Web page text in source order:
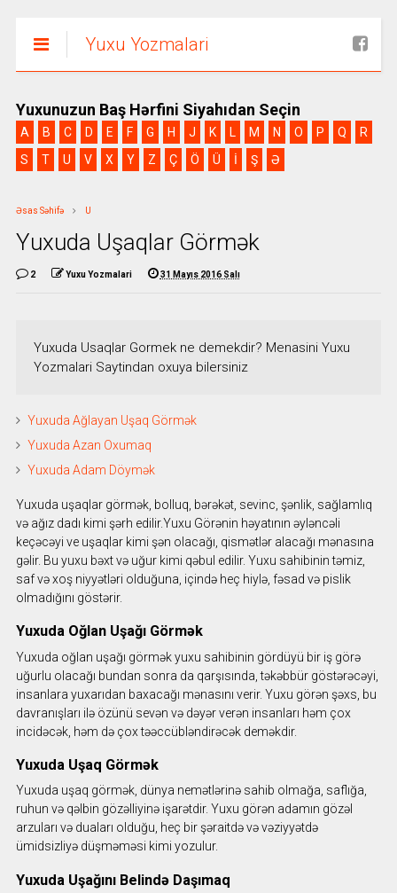
Yuxu Yozmalari
Yuxunuzun Baş Hərfini Siyahıdan Seçin
A B C D E F G H J K L M N O P Q
R
S
T U V X Y Z Ç Ö Ü İ Ş Ə
Əsas Səhifə U
Yuxuda Uşaqlar Görmək
2 Yuxu Yozmalari 31 Mayıs 2016 Salı
Yuxuda Usaqlar Gormek ne demekdir? Menasini Yuxu
Yozmalari Saytindan oxuya bilersiniz
Yuxuda Ağlayan Uşaq Görmək
Yuxuda Azan Oxumaq
Yuxuda Adam Döymək
Yuxuda uşaqlar görmək, bolluq, bərəkət, sevinc, şənlik, sağlamlıq
və ağız dadı kimi şərh edilir.Yuxu Görənin həyatının əyləncəli
keçəcəyi ve uşaqlar kimi şən olacağı, qismətlər alacağı mənasına
gəlir. Bu yuxu bəxt və uğur kimi qəbul edilir. Yuxu sahibinin təmiz,
saf və xoş niyyətləri olduğuna, içində heç hiylə, fəsad və pislik
olmadığını göstərir.
Yuxuda Oğlan Uşağı Görmək
Yuxuda oğlan uşağı görmək yuxu sahibinin gördüyü bir iş görə
uğurlu olacağı bundan sonra da qarşısında, təkəbbür göstərəcəyi,
insanlara yuxarıdan baxacağı mənasını verir. Yuxu görən şəxs, bu
davranışları ilə özünü sevən və dəyər verən insanları həm çox
incidəcək, həm də çox təəccübləndirəcək deməkdir.
Yuxuda Uşaq Görmək
Yuxuda uşaq görmək, dünya nemətlərinə sahib olmağa, saflığa,
ruhun və qəlbin gözəlliyinə işarətdir. Yuxu görən adamın gözəl
arzuları və duaları olduğu, heç bir şəraitdə və vəziyyətdə
ümidsizliyə düşməməsi kimi yozulur.
Yuxuda Uşağını Belində Daşımaq